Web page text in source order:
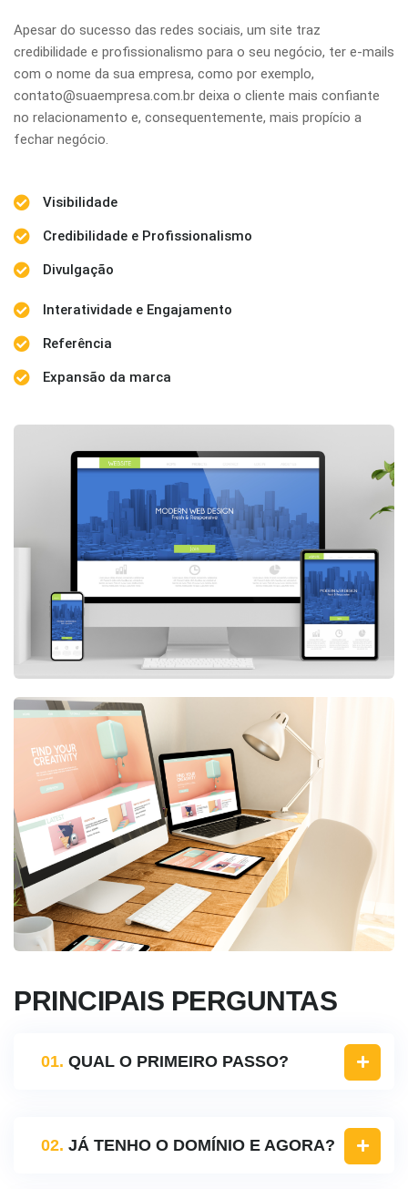
Apesar do sucesso das redes sociais, um site traz
credibilidade e profissionalismo para o seu negócio, ter e-mails
com o nome da sua empresa, como por exemplo,
contato@suaempresa.com.br deixa o cliente mais confiante
no relacionamento e, consequentemente, mais propício a
fechar negócio.
Visibilidade
Credibilidade e Profissionalismo
Divulgação
Interatividade e Engajamento
Referência
Expansão da marca
PRINCIPAIS PERGUNTAS
01. QUAL O PRIMEIRO PASSO?
02. JÁ TENHO O DOMÍNIO E AGORA?